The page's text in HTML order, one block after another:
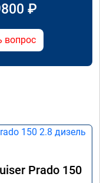
₽
вопрос
Prado 150